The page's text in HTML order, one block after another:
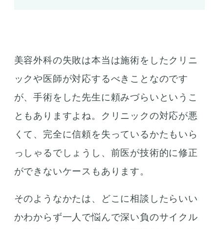
美容外科の失敗は本当は施術をしたクリニ
ックや医師が対応するべきことなのです
が、手術をした先生に頼みづらいというこ
ともありますよね。クリニックの対応が悪
くて、完全に信頼を失っているかたもいら
っしゃるでしょうし、前医が技術的に修正
ができないケースもあります。
そのようなかたは、どこに相談したらいい
かわからず一人で悩んで深い負のサイクル